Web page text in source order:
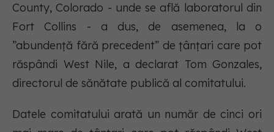
County, Colorado - unde se află laboratorul din
Fort Collins - a dus, de asemenea, la o
”abundență fără precedent” de țânțari care pot
răspândi West Nile, a declarat Tom Gonzales,
directorul de sănătate publică al comitatului.
Datele comitatului arată un număr de cinci ori